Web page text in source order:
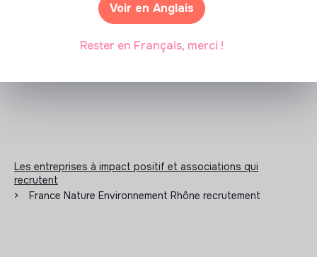
transparence
Les entreprises à impact positif et associations qui
recrutent
>
France Nature Environnement Rhône recrutement
Voir en Anglais
Rester en Français, merci !